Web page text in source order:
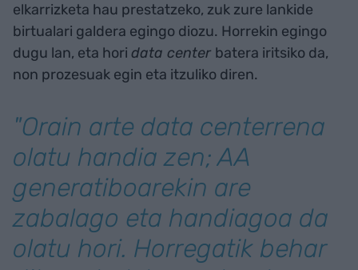
elkarrizketa hau prestatzeko, zuk zure lankide
birtualari galdera egingo diozu. Horrekin egingo
dugu lan, eta hori data center batera iritsiko da,
non prozesuak egin eta itzuliko diren.
"Orain arte data centerrena
olatu handia zen; AA
generatiboarekin are
zabalago eta handiagoa da
olatu hori. Horregatik behar